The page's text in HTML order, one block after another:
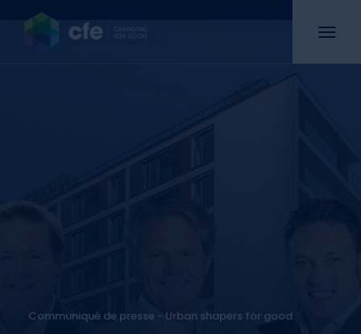
Communiqué de presse - Urban shapers for good